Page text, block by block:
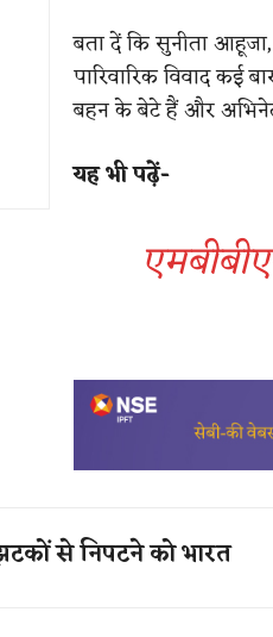
बता दें कि सुनीता
पारिवारिक विवाद कई
बहन के बेटे हैं और
यह भी पढ़ें-
से निपटने को भारत